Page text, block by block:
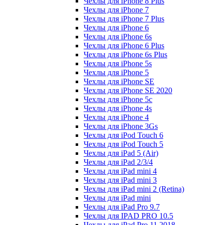
Чехлы для iPhone 7
Чехлы для iPhone 7 Plus
Чехлы для iPhone 6
Чехлы для iPhone 6s
Чехлы для iPhone 6 Plus
Чехлы для iPhone 6s Plus
Чехлы для iPhone 5s
Чехлы для iPhone 5
Чехлы для iPhone SE
Чехлы для iPhone SE 2020
Чехлы для iPhone 5c
Чехлы для iPhone 4s
Чехлы для iPhone 4
Чехлы для iPhone 3Gs
Чехлы для iPod Touch 6
Чехлы для iPod Touch 5
Чехлы для iPad 5 (Air)
Чехлы для iPad 2/3/4
Чехлы для iPad mini 4
Чехлы для iPad mini 3
Чехлы для iPad mini 2 (Retina)
Чехлы для iPad mini
Чехлы для iPad Pro 9.7
Чехлы для IPAD PRO 10.5